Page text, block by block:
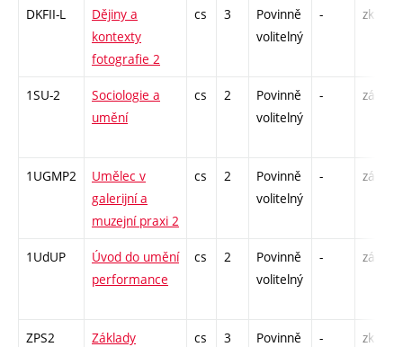
DKFII-L
Dějiny a
kontexty
fotografie 2
cs 3
Povinně
volitelný
- zk
1SU-2
Sociologie a
umění
cs 2
Povinně
volitelný
- zá
1UGMP2
Umělec v
galerijní a
muzejní praxi 2
cs 2
Povinně
volitelný
- zá
1UdUP
Úvod do umění
performance
cs 2
Povinně
volitelný
- zá
ZPS2
Základy
cs 3
Povinně
- zk